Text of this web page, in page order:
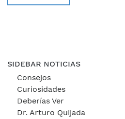
SIDEBAR NOTICIAS
Consejos
Curiosidades
Deberías Ver
Dr. Arturo Quijada